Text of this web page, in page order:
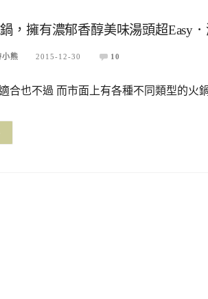
，擁有濃郁香醇美味湯頭超Easy．
小熊 2015-12-30 10
合也不過 而市面上有各種不同類型的火